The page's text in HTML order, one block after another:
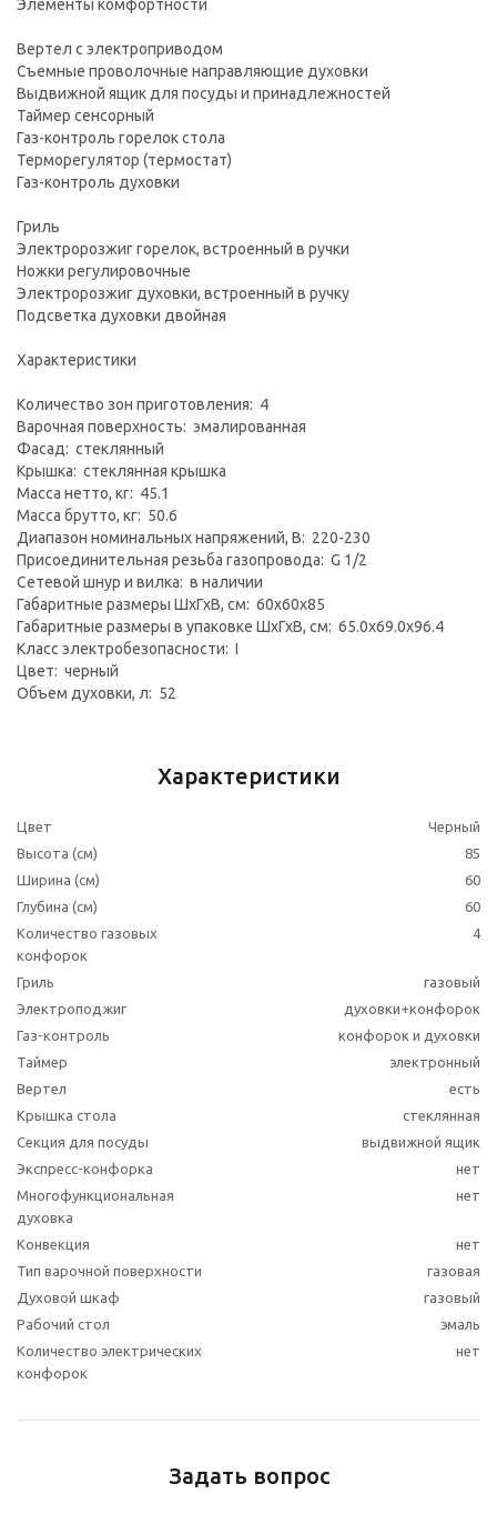
Элементы комфортности
Вертел с электроприводом
Съемные проволочные направляющие духовки
Выдвижной ящик для посуды и принадлежностей
Таймер сенсорный
Газ-контроль горелок стола
Терморегулятор (термостат)
Газ-контроль духовки
Гриль
Электророзжиг горелок, встроенный в ручки
Ножки регулировочные
Электророзжиг духовки, встроенный в ручку
Подсветка духовки двойная
Характеристики
Количество зон приготовления: 4
Варочная поверхность: эмалированная
Фасад: стеклянный
Крышка: стеклянная крышка
Масса нетто, кг: 45.1
Масса брутто, кг: 50.6
Диапазон номинальных напряжений, В: 220-230
Присоединительная резьба газопровода: G 1/2
Сетевой шнур и вилка: в наличии
Габаритные размеры ШхГхВ, см: 60x60x85
Габаритные размеры в упаковке ШхГхВ, см: 65.0x69.0x96.4
Класс электробезопасности: I
Цвет: черный
Объем духовки, л: 52
Характеристики
Цвет
Черный
Высота (см)
85
Ширина (см)
60
Глубина (см)
60
Количество газовых
конфорок
4
Гриль
газовый
Электроподжиг
духовки+конфорок
Газ-контроль
конфорок и духовки
Таймер
электронный
Вертел
есть
Крышка стола
стеклянная
Секция для посуды
выдвижной ящик
Экспресс-конфорка
нет
Многофункциональная
духовка
нет
Конвекция
нет
Тип варочной поверхности
газовая
Духовой шкаф
газовый
Рабочий стол
эмаль
Количество электрических
конфорок
нет
Задать вопрос